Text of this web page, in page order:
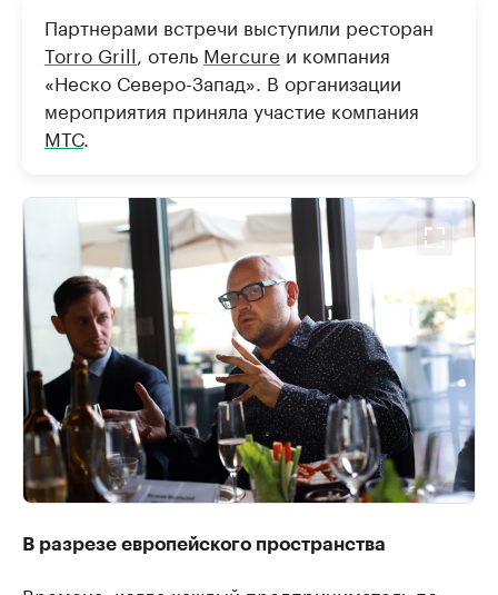
Партнерами встречи выступили ресторан
Torro Grill, отель Mercure и компания
«Неско Северо-Запад». В организации
мероприятия приняла участие компания
МТС.
В разрезе европейского пространства